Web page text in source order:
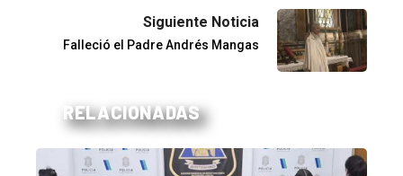
Siguiente Noticia
Falleció el Padre Andrés Mangas
RELACIONADAS